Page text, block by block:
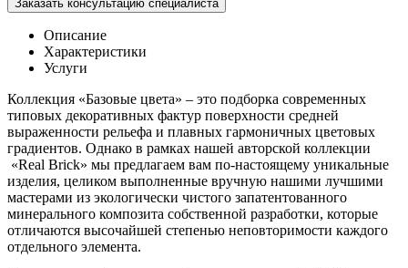
Заказать консультацию специалиста
Описание
Характеристики
Услуги
Коллекция «Базовые цвета» – это подборка современных
типовых декоративных фактур поверхности средней
выраженности рельефа и плавных гармоничных цветовых
градиентов. Однако в рамках нашей авторской коллекции
«Real Brick» мы предлагаем вам по-настоящему уникальные
изделия, целиком выполненные вручную нашими лучшими
мастерами из экологически чистого запатентованного
минерального композита собственной разработки, которые
отличаются высочайшей степенью неповторимости каждого
отдельного элемента.